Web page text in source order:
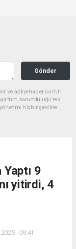
Gönder
ve adliyehaber.com.tr
tüm sorumluluğu tek
yönetimi hiçbir şekilde
9
yitirdi, 4
- 09:41